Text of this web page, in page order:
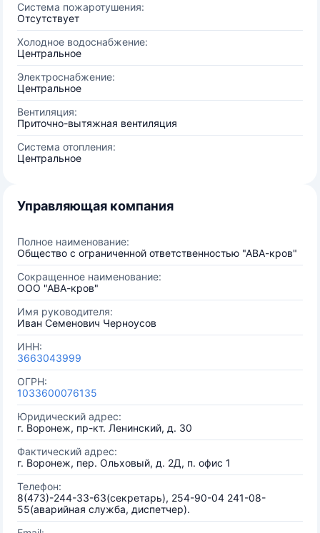
Система пожаротушения:
Отсутствует
Холодное водоснабжение:
Центральное
Электроснабжение:
Центральное
Вентиляция:
Приточно-вытяжная вентиляция
Система отопления:
Центральное
Управляющая компания
Полное наименование:
Общество с ограниченной ответственностью "АВА-кров"
Сокращенное наименование:
ООО "АВА-кров"
Имя руководителя:
Иван Семенович Черноусов
ИНН:
3663043999
ОГРН:
1033600076135
Юридический адрес:
г. Воронеж, пр-кт. Ленинский, д. 30
Фактический адрес:
г. Воронеж, пер. Ольховый, д. 2Д, п. офис 1
Телефон:
8(473)-244-33-63(секретарь), 254-90-04 241-08-
55(аварийная служба, диспетчер).